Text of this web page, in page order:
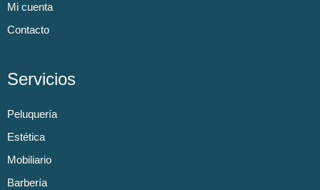
Mi cuenta
Contacto
Servicios
Peluquería
Estética
Mobiliario
Barbería